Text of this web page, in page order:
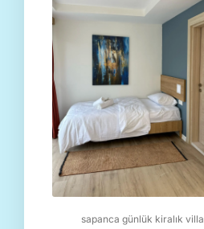
sapanca günlük kiralık villa